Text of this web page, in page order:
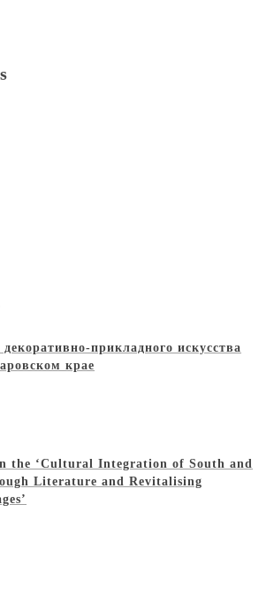
прикладного искусства
крае
the ‘Cultural Integration of South and
Literature and Revitalising